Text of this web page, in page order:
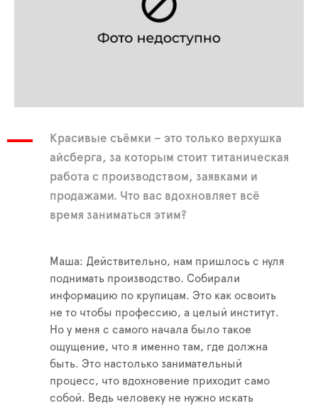
Красивые съёмки – это только верхушка
айсберга, за которым стоит титаническая
работа с производством, заявками и
продажами. Что вас вдохновляет всё
время заниматься этим?
Маша: Действительно, нам пришлось с нуля
поднимать производство. Собирали
информацию по крупицам. Это как освоить
не то чтобы профессию, а целый институт.
Но у меня с самого начала было такое
ощущение, что я именно там, где должна
быть. Это настолько занимательный
процесс, что вдохновение приходит само
собой. Ведь человеку не нужно искать